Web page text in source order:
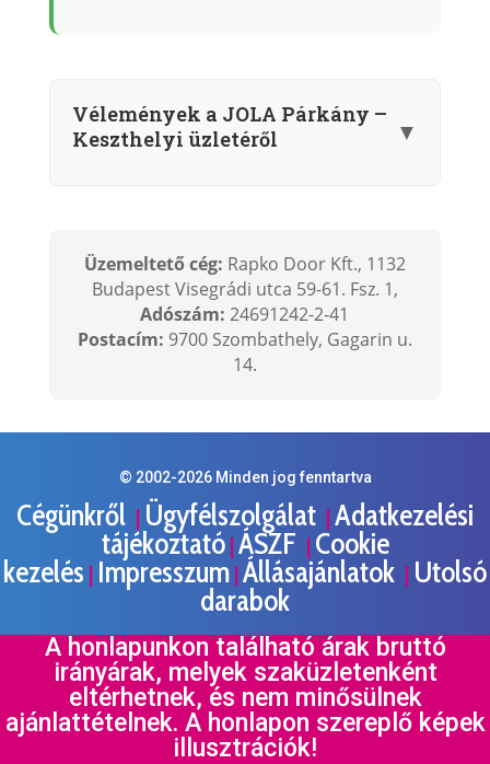
Vélemények a JOLA Párkány –
Keszthelyi üzletéről
▼
Üzemeltető cég: Rapko Door Kft., 1132
Budapest Visegrádi utca 59-61. Fsz. 1,
Adószám: 24691242-2-41
Postacím: 9700 Szombathely, Gagarin u.
14.
© 2002-2026Minden jog fenntartva
Cégünkről | Ügyfélszolgálat | Adatkezelési
tájékoztató| ÁSZF | Cookie
kezelés | Impresszum | Állásajánlatok | Utolsó
darabok
A honlapunkon található árak bruttó
irányárak, melyek szaküzletenként
eltérhetnek, és nem minősülnek
ajánlattételnek. A honlapon szereplő képek
illusztrációk!